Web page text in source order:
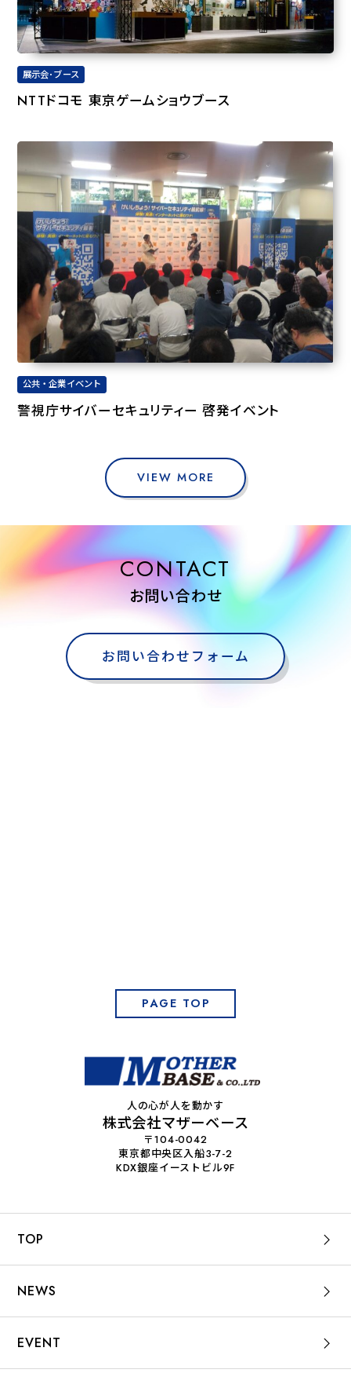
展示会･ブース
NTTドコモ 東京ゲームショウブース
公共・企業イベント
警視庁サイバーセキュリティー 啓発イベント
VIEW MORE
CONTACT
お問い合わせ
お問い合わせフォーム
PAGE TOP
人の心が人を動かす
株式会社マザーベース
〒104-0042
東京都中央区入船3-7-2
KDX銀座イーストビル9F
TOP
NEWS
EVENT